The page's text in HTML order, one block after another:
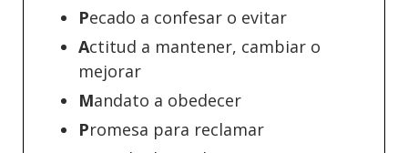
Pecado a confesar o evitar
Actitud a mantener, cambiar o
mejorar
Mandato a obedecer
Promesa para reclamar